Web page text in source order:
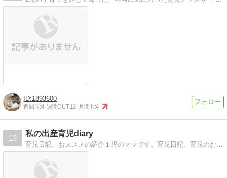
1893600
週間IN:4 週間OUT:12 月間IN:4
13
私の出産育児diary